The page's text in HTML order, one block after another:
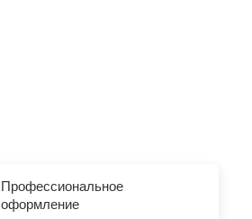
Профессиональное
оформление